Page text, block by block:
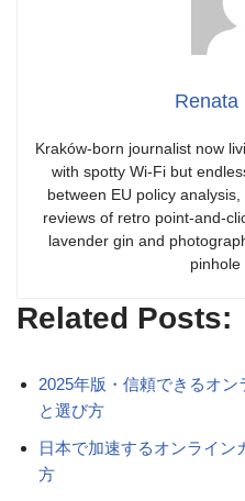
Renata
Kraków-born journalist now
with spotty Wi-Fi but
between EU policy
reviews of retro point-and-
lavender gin and
pinhole
Related Posts:
2025年版・信頼できるオ
と選び方
日本で加速するオンライン
方